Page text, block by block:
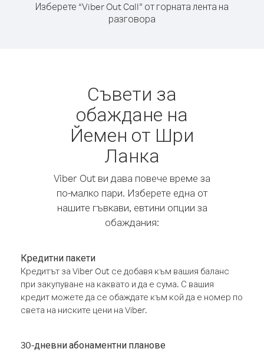
Изберете “Viber Out Call” от горната лента на
разговора
Съвети за
обаждане на
Йемен от Шри
Ланка
Viber Out ви дава повече време за
по-малко пари. Изберете една от
нашите гъвкави, евтини опции за
обаждания:
Кредитни пакети
Кредитът за Viber Out се добавя към вашия баланс
при закупуване на каквато и да е сума. С вашия
кредит можете да се обаждате към кой да е номер по
света на ниските цени на Viber.
30-дневни абонаментни планове